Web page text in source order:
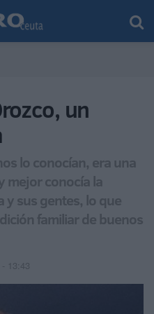
un
lo conocían, era una
mejor conocía la
y sus gentes, lo que
familiar de buenos
13:43